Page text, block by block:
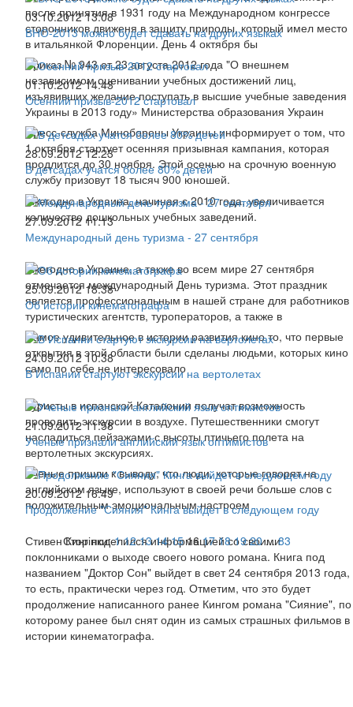
после принятия в 1931 году на Международном конгрессе
сторонников движеня в защиту природы, который имел место
в итальянкой Флоренции. День 4 октября бы
03.10.2012 13:08
ВНО-2013 можно будет сдавать на других языках
Приказ № 943 от 23 августа 2012 года "О внешнем
независимом оценивании учебных достижений лиц,
изъявивших желание поступать в высшие учебные заведения
Украины в 2013 году» Министерства образования Украин
01.10.2012 14:43
Осенний призыв-2012 стартовал
Пресс-служба Минобороны Украины информирует о том, что
1 октября стартует осенняя призывная кампания, которая
продлится до 30 ноября. Этой осенью на срочную военную
службу призовут 18 тысяч 900 юношей.
28.09.2012 12:23
В детсадах учатся более 80% детей
Ежегодно в Украина, начиная с 2010 года, увеличивается
количество дошкольных учебных заведений.
27.09.2012 11:13
Международный день туризма - 27 сентября
Ежегодно в Украине, а также во всем мире 27 сентября
отмечается международный День туризма. Этот праздник
является профессиональным в нашей стране для работников
туристических агентств, туроператоров, а также в
25.09.2012 18:38
Об истории кинематографа
Самое удивительное в истории развития кино то, что первые
открытия в этой области были сделаны людьми, которых кино
само по себе не интересовало
24.09.2012 10:38
В Испании стартуют экскурсии на вертолетах
Туристы в испанской Каталонии получат возможность
проводить экскурсии в воздухе. Путешественники смогут
насладиться пейзажами с высоты птичьего полета на
вертолетных экскурсиях.
21.09.2012 11:58
Ученые признали английский язык оптимистов
Ученые пришли к выводу, что люди, которые говорят на
английском языке, используют в своей речи больше слов с
положительным эмоциональным настроем
20.09.2012 16:49
Продолжение "Сияния" Кинга выйдет в следующем году
Стивен Кинг поделился информацией со своими
поклонниками о выходе своего нового романа. Книга под
названием "Доктор Сон" выйдет в свет 24 сентября 2013 года,
то есть, практически через год. Отметим, что это будет
продолжение написанного ранее Кингом романа "Сияние", по
которому ранее был снят один из самых страшных фильмов в
истории кинематографа.
Сторінки: 1 12 13 14 15 16 17 18 19 20 ...83